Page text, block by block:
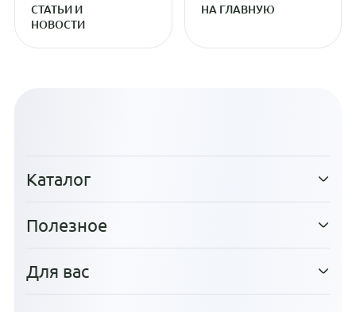
СТАТЬИ И
НОВОСТИ
НА ГЛАВНУЮ
Каталог
Полезное
Для вас